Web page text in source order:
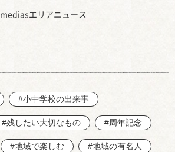
mediasエリアニュース
#小中学校の出来事
#残したい大切なもの #周年記念
#地域で楽しむ #地域の有名人